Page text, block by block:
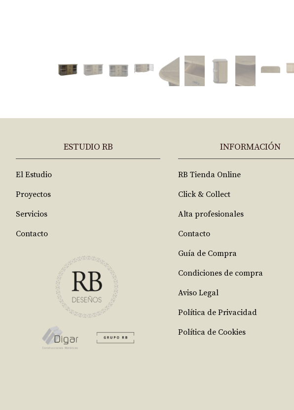
ESTUDIO RB
El Estudio
Proyectos
Servicios
Contacto
INFORMACIÓN
RB Tienda Online
Click & Collect
Alta profesionales
Contacto
Guía de Compra
Condiciones de compra
Aviso Legal
Política de Privacidad
Política de Cookies